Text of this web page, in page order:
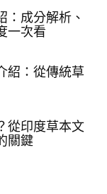
：成分解析、
一次看
紹：從傳統草
從印度草本文
關鍵